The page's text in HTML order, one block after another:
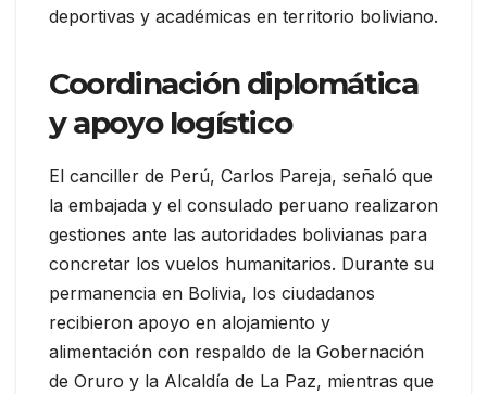
deportivas y académicas en territorio boliviano.
Coordinación diplomática
y apoyo logístico
El canciller de Perú, Carlos Pareja, señaló que
la embajada y el consulado peruano realizaron
gestiones ante las autoridades bolivianas para
concretar los vuelos humanitarios. Durante su
permanencia en Bolivia, los ciudadanos
recibieron apoyo en alojamiento y
alimentación con respaldo de la Gobernación
de Oruro y la Alcaldía de La Paz, mientras que